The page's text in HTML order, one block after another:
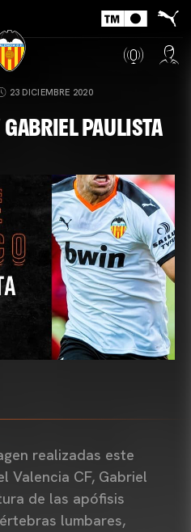
23 DICIEMBRE 2020
PAULISTA
realizadas este
Valencia CF, Gabriel
de las apófisis
lumbares,